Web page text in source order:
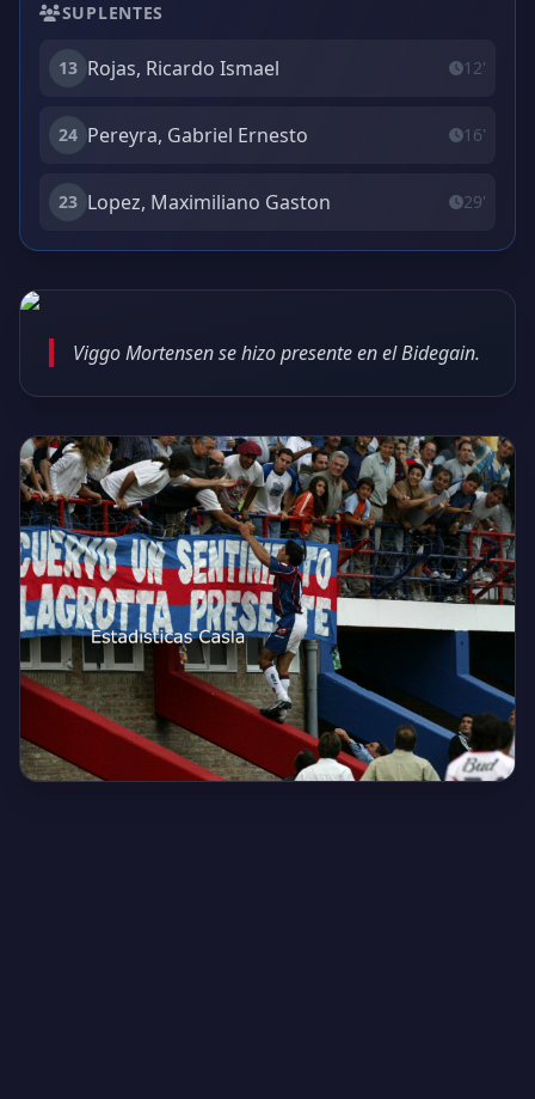
SUPLENTES
13 Rojas, Ricardo Ismael 12'
24 Pereyra, Gabriel Ernesto 16'
23 Lopez, Maximiliano Gaston 29'
Viggo Mortensen se hizo presente en el Bidegain.